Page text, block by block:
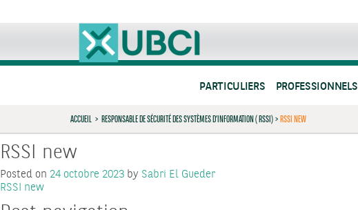
PARTICULIERS PROFESSIONNELS
ACCUEIL > RESPONSABLE DE SÉCURITÉ DES SYSTÈMES D’INFORMATION ( RSSI)>RSSI NEW
RSSI new
Posted on 24 octobre 2023 by Sabri El Gueder
RSSI new